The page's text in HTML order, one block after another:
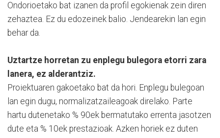
Ondorioetako bat izanen da profil egokienak zein diren
zehaztea. Ez du edozeinek balio. Jendearekin lan egin
behar da.
Uztartze horretan zu enplegu bulegora etorri zara
lanera, ez alderantziz.
Proiektuaren gakoetako bat da hori. Enplegu bulegoan
lan egin dugu, normalizatzaileagoak direlako. Parte
hartu dutenetako % 90ek bermatutako errenta jasotzen
dute eta % 10ek prestazioak. Azken horiek ez duten